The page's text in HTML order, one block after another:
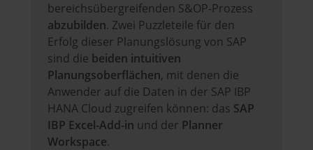
bereichsübergreifenden S&OP-Prozess
abzubilden. Zwei Puzzleteile für den
Erfolg dieser Planungslösung von SAP
sind die beiden intuitiven
Planungsoberflächen, mit denen die
Anwender auf die Daten in der SAP IBP
HANA Cloud zugreifen können: das SAP
IBP Excel-Add-in und der Planner
Workspace.